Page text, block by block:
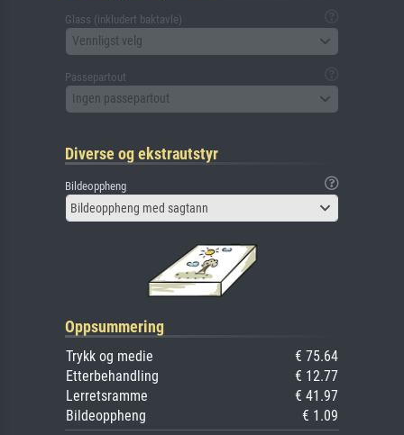
Glass (inkludert baktavle)
Vennligst velg
Passepartout
Ingen passepartout
Diverse og ekstrautstyr
Bildeoppheng
Bildeoppheng med sagtann
Oppsummering
Trykk og medie
€ 75.64
Etterbehandling
€ 12.77
Lerretsramme
€ 41.97
Bildeoppheng
€ 1.09